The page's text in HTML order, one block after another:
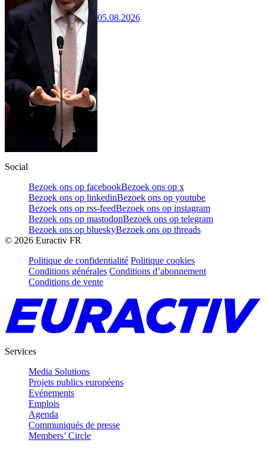
05.08.2026
Social
Bezoek ons op facebookBezoek ons op x
Bezoek ons op linkedinBezoek ons op youtube
Bezoek ons op rss-feedBezoek ons op instagram
Bezoek ons op mastodonBezoek ons op telegram
Bezoek ons op blueskyBezoek ons op threads
© 2026 Euractiv FR
Politique de confidentialité Politique cookies
Conditions générales Conditions d’abonnement
Conditions de vente
Services
Media Solutions
Projets publics européens
Evénements
Emplois
Agenda
Communiqués de presse
Members’ Circle